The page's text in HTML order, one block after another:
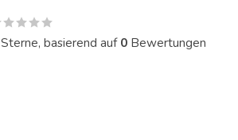
Sterne, basierend auf0 Bewertungen